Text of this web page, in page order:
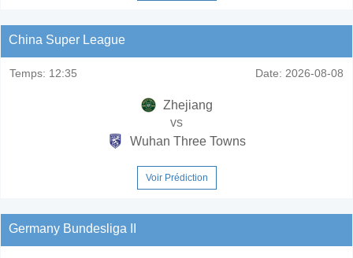
China Super League
Temps: 12:35 Date: 2026-08-08
Zhejiang
vs
Wuhan Three Towns
Voir Prédiction
Germany Bundesliga II